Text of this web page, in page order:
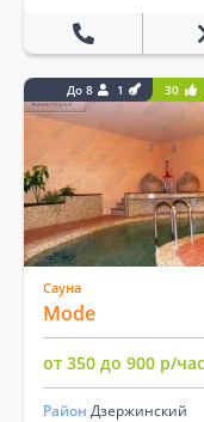
До 8 1 30
Сауна
Mode
от 350 до 900 р/час
Район Дзержинский